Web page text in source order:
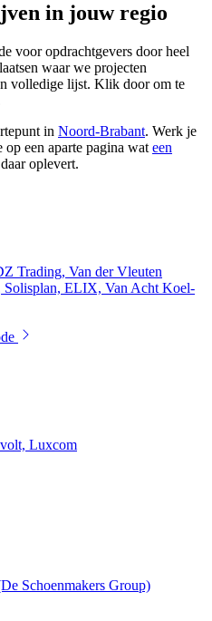
in jouw regio
voor opdrachtgevers door heel
waar we projecten
volledige lijst. Klik door om te
in Noord-Brabant. Werk je
een aparte pagina wat een
daar oplevert.
Trading, Van der Vleuten
Solisplan, ELIX, Van Acht Koel-
Luxcom
Schoenmakers Group)